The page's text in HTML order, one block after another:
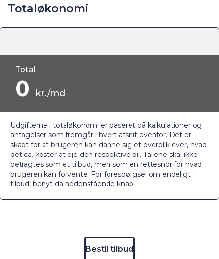
Totaløkonomi
Udgifterne i totaløkonomi er baseret på kalkulationer og
antagelser som fremgår i hvert afsnit ovenfor. Det er
skabt for at brugeren kan danne sig et overblik over, hvad
det ca. koster at eje den respektive bil. Tallene skal ikke
betragtes som et tilbud, men som en rettesnor for hvad
brugeren kan forvente. For forespørgsel om endeligt
tilbud, benyt da nedenstående knap.
Total
0 kr./md.
Bestil tilbud